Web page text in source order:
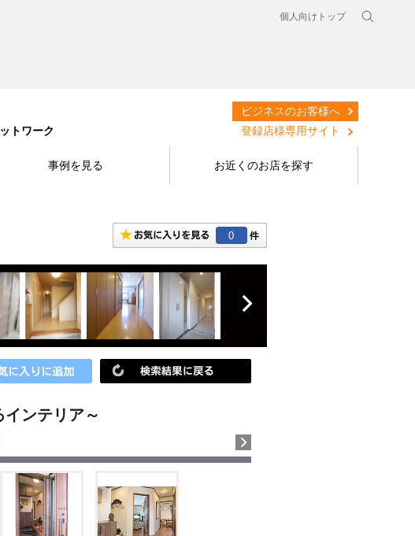
個人向けトップ
トワーク
ビジネスのお客様へ
登録店様専用サイト
事例を見る お近くのお店を探す
0
ンテリア～